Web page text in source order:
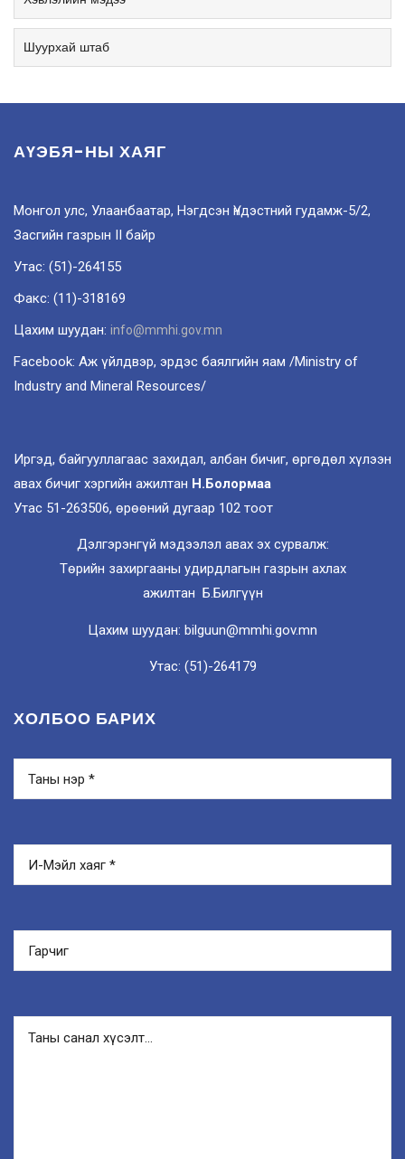
Шуурхай штаб
АҮЭБЯ-НЫ ХАЯГ
Монгол улс, Улаанбаатар, Нэгдсэн Үндэстний гудамж-5/2,
Засгийн газрын II байр
Утас: (51)-264155
Факс: (11)-318169
Цахим шуудан: info@mmhi.gov.mn
Facebook: Аж үйлдвэр, эрдэс баялгийн яам /Ministry of
Industry and Mineral Resources/
Иргэд, байгууллагаас захидал, албан бичиг, өргөдөл хүлээн
авах бичиг хэргийн ажилтан Н.Болормаа
Утас 51-263506, өрөөний дугаар 102 тоот
Дэлгэрэнгүй мэдээлэл авах эх сурвалж:
Төрийн захиргааны удирдлагын газрын ахлах
ажилтан Б.Билгүүн
Цахим шуудан: bilguun@mmhi.gov.mn
Утас: (51)-264179
ХОЛБОО БАРИХ